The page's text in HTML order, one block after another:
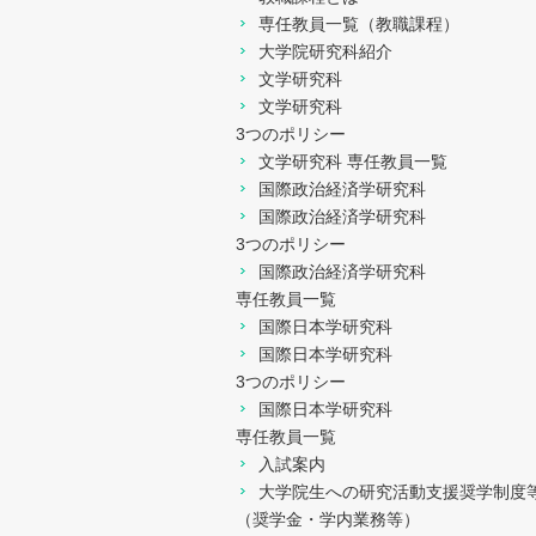
専任教員一覧（教職課程）
大学院研究科紹介
文学研究科
文学研究科
3つのポリシー
文学研究科 専任教員一覧
国際政治経済学研究科
国際政治経済学研究科
3つのポリシー
国際政治経済学研究科
専任教員一覧
国際日本学研究科
国際日本学研究科
3つのポリシー
国際日本学研究科
専任教員一覧
入試案内
大学院生への研究活動支援奨学制度
（奨学金・学内業務等）